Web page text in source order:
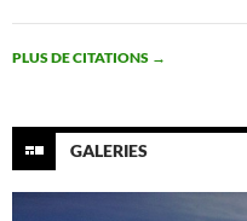
PLUS DE CITATIONS →
GALERIES